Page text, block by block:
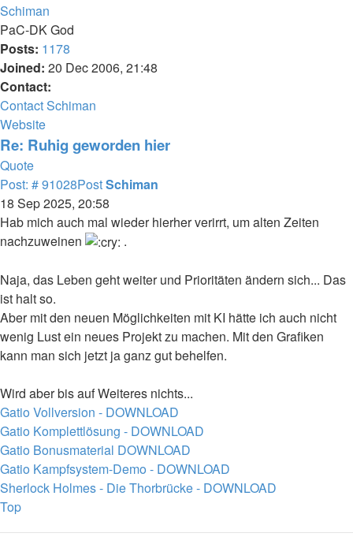
Schiman
PaC-DK God
Posts: 1178
Joined: 20 Dec 2006, 21:48
Contact:
Contact Schiman
Website
Re: Ruhig geworden hier
Quote
Post: # 91028PostSchiman
18 Sep 2025, 20:58
Hab mich auch mal wieder hierher verirrt, um alten Zeiten
nachzuweinen
.
Naja, das Leben geht weiter und Prioritäten ändern sich... Das
ist halt so.
Aber mit den neuen Möglichkeiten mit KI hätte ich auch nicht
wenig Lust ein neues Projekt zu machen. Mit den Grafiken
kann man sich jetzt ja ganz gut behelfen.
Wird aber bis auf Weiteres nichts...
Gatio Vollversion - DOWNLOAD
Gatio Komplettlösung - DOWNLOAD
Gatio Bonusmaterial DOWNLOAD
Gatio Kampfsystem-Demo - DOWNLOAD
Sherlock Holmes - Die Thorbrücke - DOWNLOAD
Top